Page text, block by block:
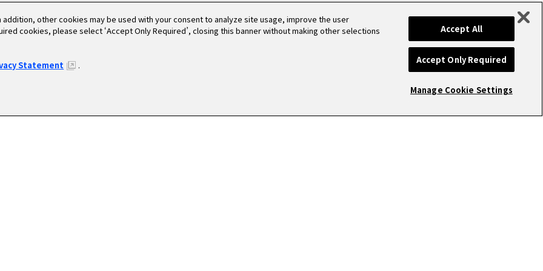
other cookies may be used with your consent to analyze site usage, improve the user
cookies, please select ‘Accept Only Required’, closing this banner without making other selections
Statement .
Manage Cookie Settings
Accept Only Required
Accept All